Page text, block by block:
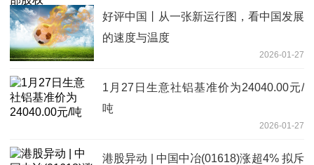
好评中国丨从一张新运行图，看中国发展
的速度与温度
2026-01-27
1月27日生意社铝基准价为24040.00元/
吨
2026-01-27
港股异动 | 中国中冶(01618)涨超4% 拟斥